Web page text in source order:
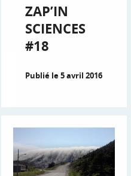
ZAP’IN
SCIENCES
#18
Publié le 5 avril 2016